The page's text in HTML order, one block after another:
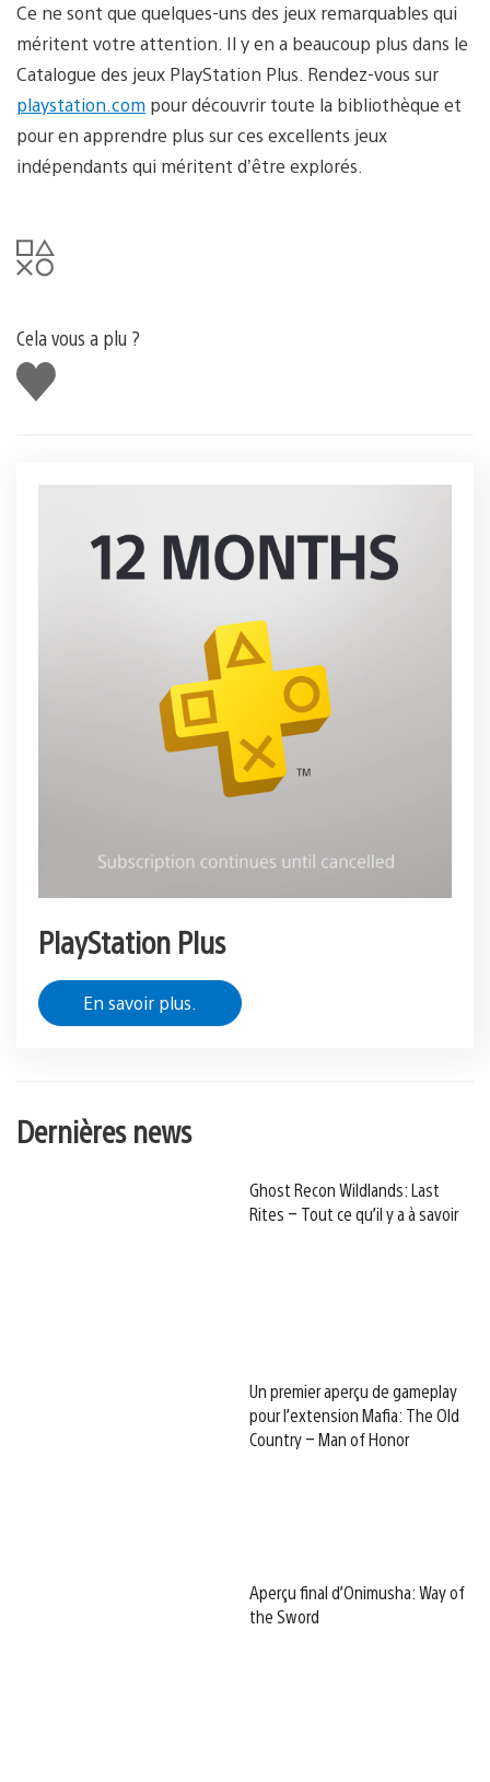
Ce ne sont que quelques-uns des jeux remarquables qui
méritent votre attention. Il y en a beaucoup plus dans le
Catalogue des jeux PlayStation Plus. Rendez-vous sur
playstation.com pour découvrir toute la bibliothèque et
pour en apprendre plus sur ces excellents jeux
indépendants qui méritent d’être explorés.
Cela vous a plu ?
J'aime
PlayStation Plus
En savoir plus.
Dernières news
Ghost Recon Wildlands: Last
Rites – Tout ce qu’il y a à savoir
Un premier aperçu de gameplay
pour l’extension Mafia: The Old
Country – Man of Honor
Aperçu final d’Onimusha: Way of
the Sword